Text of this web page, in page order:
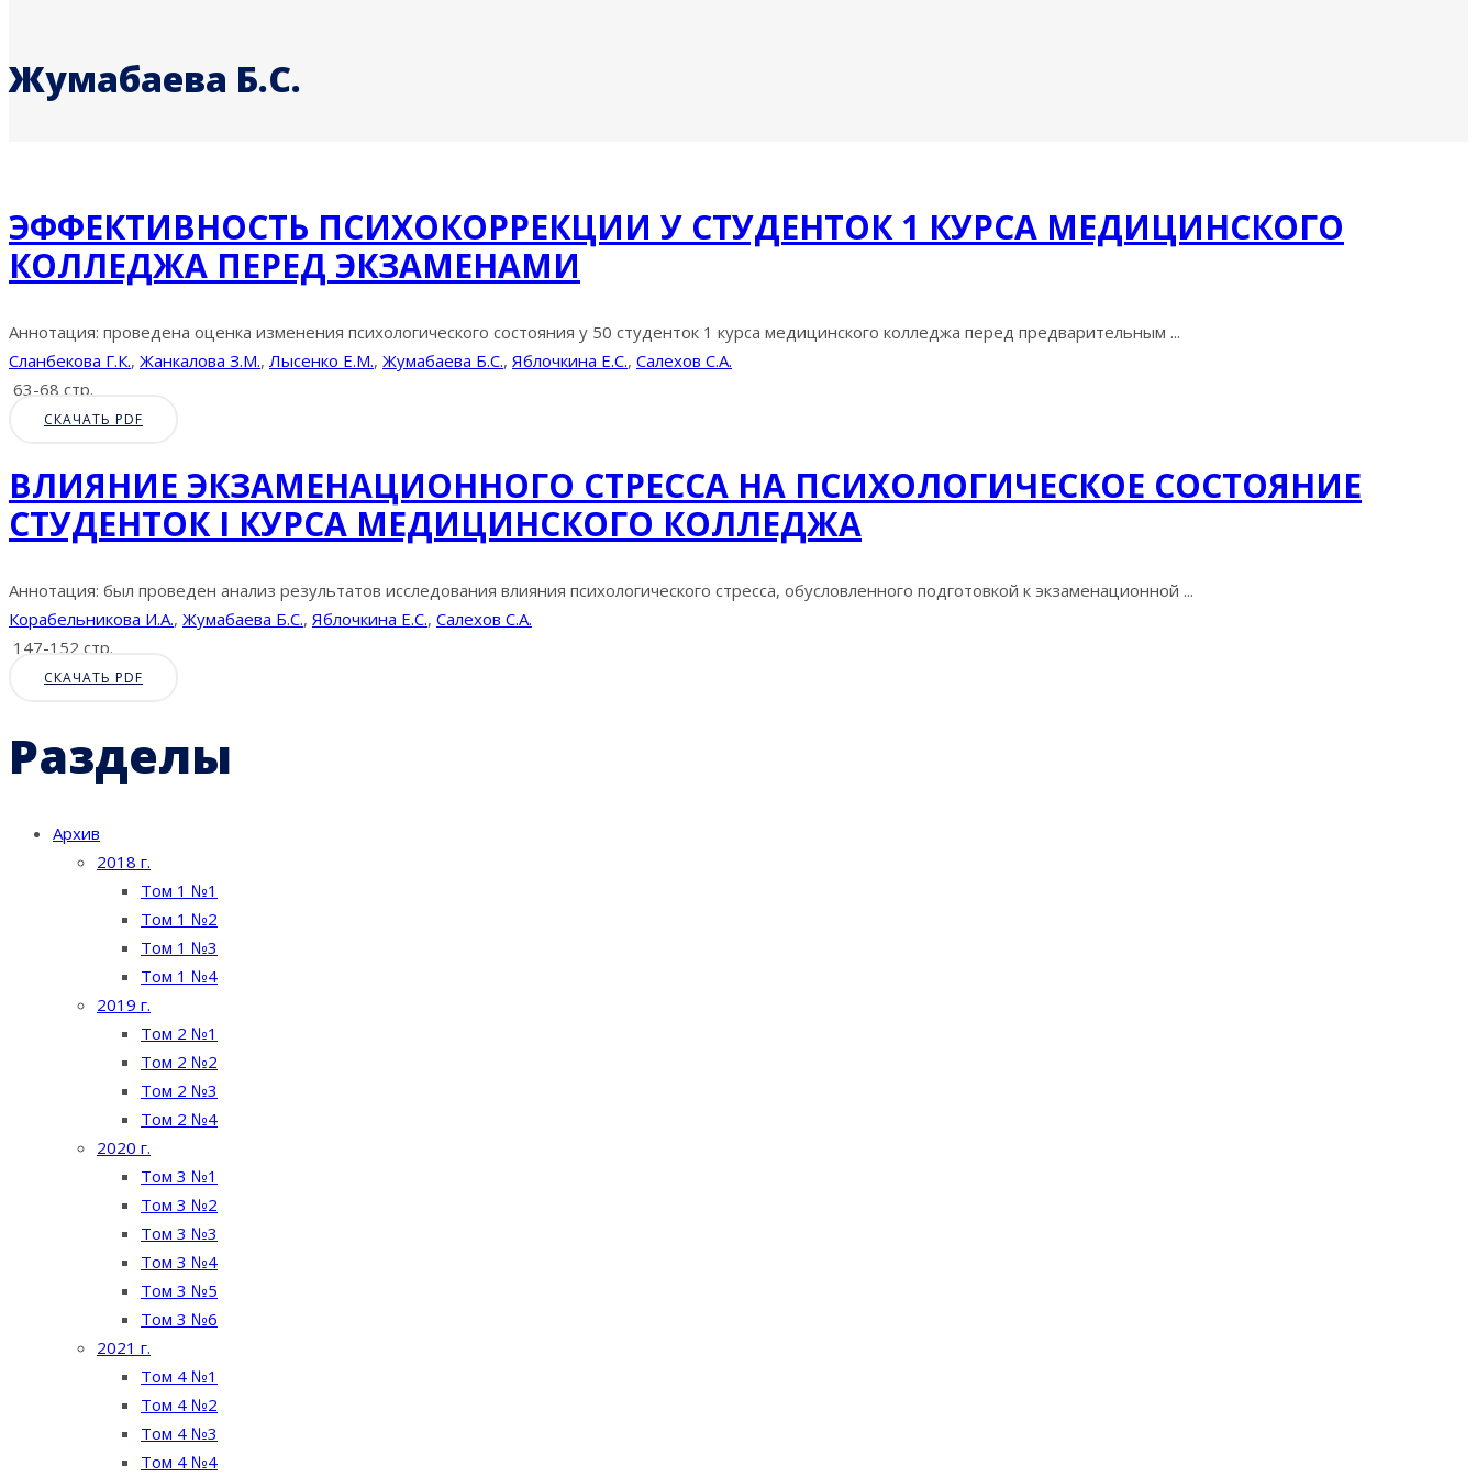
Жумабаева Б.С.
ЭФФЕКТИВНОСТЬ ПСИХОКОРРЕКЦИИ У СТУДЕНТОК 1 КУРСА МЕДИЦИНСКОГО
КОЛЛЕДЖА ПЕРЕД ЭКЗАМЕНАМИ
Аннотация: проведена оценка изменения психологического состояния у 50 студенток 1 курса медицинского колледжа перед предварительным ...
Сланбекова Г.К., Жанкалова З.М., Лысенко Е.М., Жумабаева Б.С., Яблочкина Е.С., Салехов С.А.
63-68 стр.
СКАЧАТЬ PDF
ВЛИЯНИЕ ЭКЗАМЕНАЦИОННОГО СТРЕССА НА ПСИХОЛОГИЧЕСКОЕ СОСТОЯНИЕ
СТУДЕНТОК I КУРСА МЕДИЦИНСКОГО КОЛЛЕДЖА
Аннотация: был проведен анализ результатов исследования влияния психологического стресса, обусловленного подготовкой к экзаменационной ...
Корабельникова И.А., Жумабаева Б.С., Яблочкина Е.С., Салехов С.А.
147-152 стр.
СКАЧАТЬ PDF
Разделы
Архив
2018 г.
Том 1 №1
Том 1 №2
Том 1 №3
Том 1 №4
2019 г.
Том 2 №1
Том 2 №2
Том 2 №3
Том 2 №4
2020 г.
Том 3 №1
Том 3 №2
Том 3 №3
Том 3 №4
Том 3 №5
Том 3 №6
2021 г.
Том 4 №1
Том 4 №2
Том 4 №3
Том 4 №4